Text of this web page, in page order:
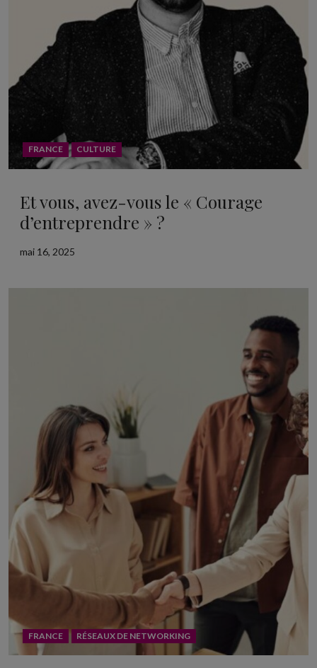
FRANCE CULTURE
Et vous, avez-vous le « Courage
d’entreprendre » ?
mai 16, 2025
FRANCE RÉSEAUX DE NETWORKING